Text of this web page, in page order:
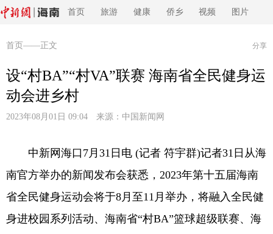
首页 旅游 健康 侨乡 视频 图片
首页 ——正文 分享
设“村BA”“村VA”联赛 海南省全民健身运
动会进乡村
2023年08月01日 09:04 来源： 中国新闻网
中新网海口7月31日电 (记者 符宇群)记者31日从海
南官方举办的新闻发布会获悉，2023年第十五届海南
省全民健身运动会将于8月至11月举办，将融入全民健
身进校园系列活动、海南省“村BA”篮球超级联赛、海